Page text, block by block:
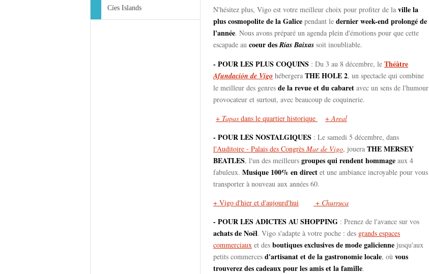
Cíes Islands
N'hésitez plus, Vigo est votre meilleur choix pour profiter de la ville la
plus cosmopolite de la Galice pendant le dernier week-end prolongé de
l'année. Nous avons préparé un agenda plein d'émotions pour que cette
escapade au coeur desRías Baixas soit inoubliable.
- POUR LES PLUS COQUINS : Du 3 au 8 décembre, le Théâtre
Afundación de Vigo hébergera THE HOLE 2, un spectacle qui combine
le meilleur des genres de la revue et du cabaret avec un sens de l'humour
provocateur et surtout, avec beaucoup de coquinerie.
+ Tapas dans le quartier historique +Areal
- POUR LES NOSTALGIQUES : Le samedi 5 décembre, dans
l'Auditoire - Palais des Congrès Mar de Vigo, jouera THE MERSEY
BEATLES, l'un des meilleurs groupes qui rendent hommage aux 4
fabuleux. Musique 100% en direct et une ambiance incroyable pour vous
transporter à nouveau aux années 60.
+ Vigo d'hier et d'aujourd'hui
+ Churruca
- POUR LES ADICTES AU SHOPPING : Prenez de l'avance sur vos
achats de Noël. Vigo s'adapte à votre poche : des grands espaces
commerciaux et des boutiques exclusives de mode galicienne jusqu'aux
petits commerces d'artisanat et de la gastronomie locale, où vous
trouverez des cadeaux pour les amis et la famille.